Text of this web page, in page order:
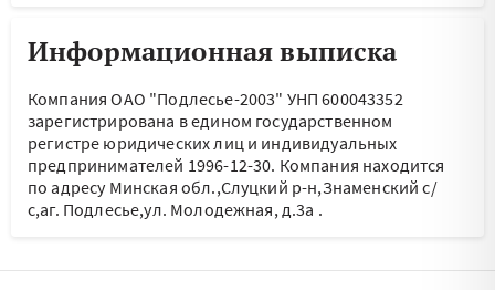
Информационная выписка
Компания ОАО "Подлесье-2003" УНП 600043352
зарегистрирована в едином государственном
регистре юридических лиц и индивидуальных
предпринимателей 1996-12-30. Компания находится
по адресу Минская обл.,Слуцкий р-н,Знаменский с/
с,аг. Подлесье,ул. Молодежная, д.3а .